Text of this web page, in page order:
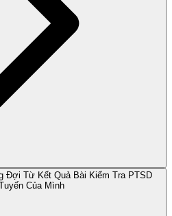
Đợi Từ Kết Quả Bài Kiểm Tra PTSD
Của Mình